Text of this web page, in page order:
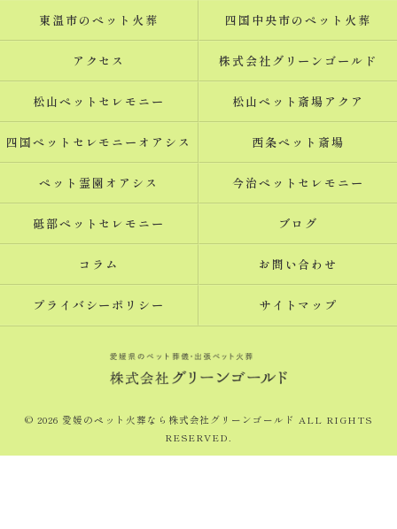
東温市のペット火葬 四国中央市のペット火葬
アクセス 株式会社グリーンゴールド
松山ペットセレモニー 松山ペット斎場アクア
四国ペットセレモニーオアシス 西条ペット斎場
ペット霊園オアシス 今治ペットセレモニー
砥部ペットセレモニー ブログ
コラム お問い合わせ
プライバシーポリシー サイトマップ
© 2026 愛媛のペット火葬なら株式会社グリーンゴールド ALL RIGHTS
RESERVED.